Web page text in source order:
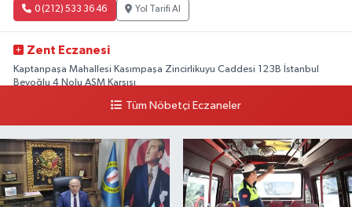
0 (212) 533 36 46 Yol Tarifi Al
Zent Eczanesi
Kaptanpaşa Mahallesi Kasımpaşa Zincirlikuyu Caddesi 123B İstanbul
Beyoğlu 4 Nolu ASM Karşısı
Yol Tarifi Al
Tüm Nöbetçi Eczaneler